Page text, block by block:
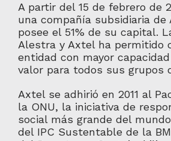
A partir del 15 de febrero de
una compañía subsidiaria de
posee el 51% de su capital.
Alestra y Axtel ha permitido
entidad con mayor
valor para todos sus grupos
Axtel se adhirió en 2011 al
la ONU, la iniciativa de
social más grande del
del IPC Sustentable de la